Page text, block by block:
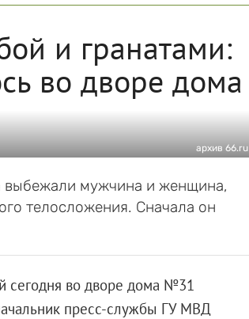
и гранатами:
во дворе дома
архив 66.ru
выбежали мужчина и женщина,
телосложения. Сначала он
сегодня во дворе дома №31
пресс-службы ГУ МВД